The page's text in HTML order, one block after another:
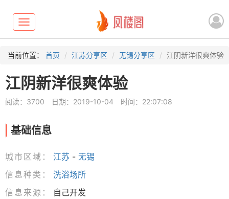
Toggle
navigation
当前位置： 首页 江苏分享区 无锡分享区 江阴新洋很爽体验
江阴新洋很爽体验
阅读：3700 日期：2019-10-04 时间：22:07:08
基础信息
城市区域： 江苏 - 无锡
信息种类：
洗浴场所
信息来源：
自己开发